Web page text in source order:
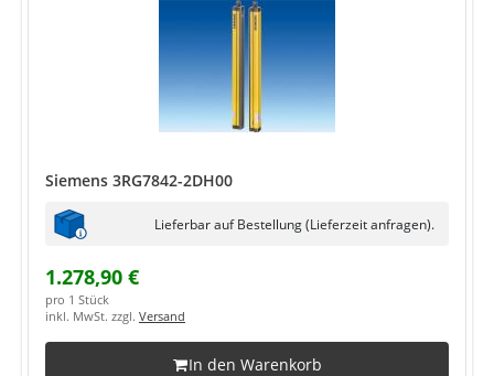
Siemens 3RG7842-2DH00
Lieferbar auf Bestellung (Lieferzeit anfragen).
1.278,90 €
pro 1 Stück
inkl. MwSt. zzgl. Versand
In den Warenkorb